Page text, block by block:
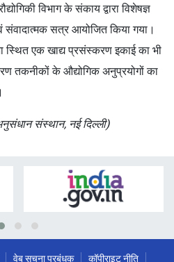
विभाग के संकाय द्वारा विशेषज्ञ
संवादात्मक सत्र आयोजित किया गया।
स्थित एक खाद्य प्रसंस्करण इकाई का भी
तकनीकों के औद्योगिक अनुप्रयोगों का
संस्थान, नई दिल्ली)
वेब सूचना प्रबंधक कॉपीराइट नीति